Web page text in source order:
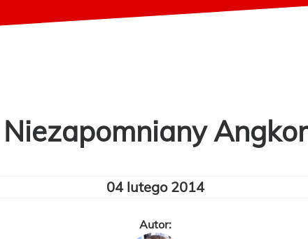
Niezapomniany Angkor
04 lutego 2014
Autor: